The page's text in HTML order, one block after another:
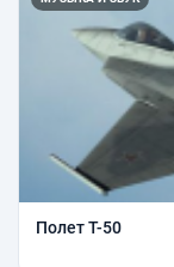
Полет Т-50